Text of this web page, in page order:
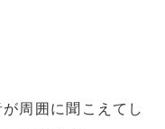
周囲に聞こえてし